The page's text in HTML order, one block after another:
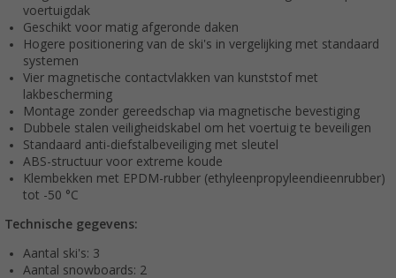
voertuigdak
Geschikt voor matig afgeronde daken
Hogere positionering van de ski's in vergelijking met standaard
systemen
Vier magnetische contactvlakken van kunststof met
lakbescherming
Montage zonder gereedschap via magnetische bevestiging
Dubbele stalen veiligheidskabel om het voertuig te beveiligen
Standaard anti-diefstalbeveiliging met sleutel
ABS-structuur voor extreme koude
Klembekken met EPDM-rubber (ethyleenpropyleendieenrubber)
tot -50 °C
Technische gegevens:
Aantal ski's: 3
Aantal snowboards: 2